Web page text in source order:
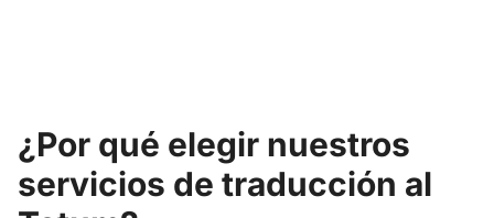
¿Por qué elegir nuestros
servicios de traducción al